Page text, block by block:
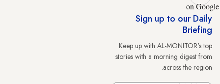
on Google
Sign up to our Daily
Briefing
Keep up with AL-MONITOR's top
stories with a morning digest from
across the region.